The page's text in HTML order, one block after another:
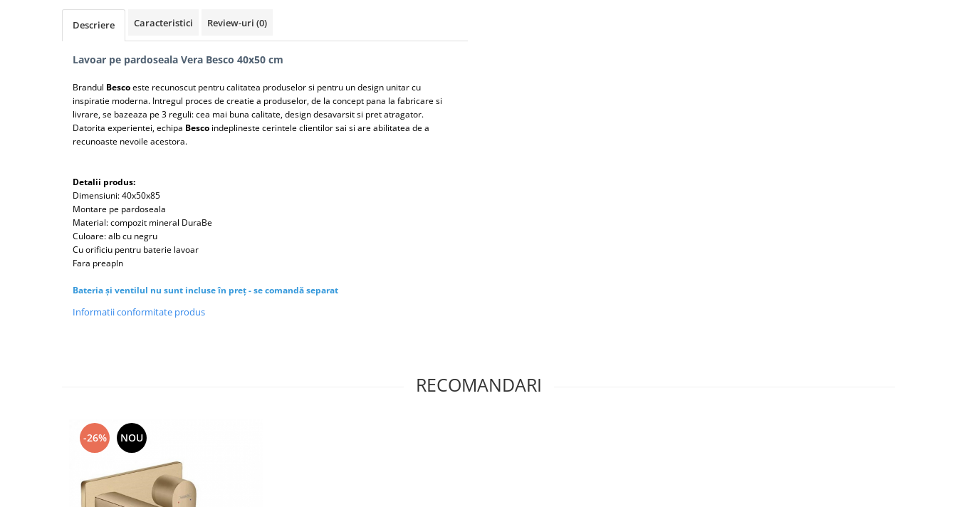
Lavoare pe blat
Lavoare pe mobilier
Lavoare incastrabile
Lavoare suspendate,semipiedestal
Bideuri suspendate
Vase WC stative
Vase WC suspendate
WC pentru persoane cu dizabilitati
Capace WC softclose
Descriere Caracteristici Review-uri (0)
Lavoar pe pardoseala Vera Besco 40x50 cm
Brandul Bescoeste recunoscut pentru calitatea produselor si pentru un design unitar cu
inspiratie moderna. Intregul proces de creatie a produselor, de la concept pana la fabricare si
livrare, se bazeaza pe 3 reguli: cea mai buna calitate, design desavarsit si pret atragator.
Datorita experientei, echipa Besco indeplineste cerintele clientilor sai si are abilitatea de a
recunoaste nevoile acestora.
Detalii produs:
Dimensiuni: 40x50x85
Montare pe pardoseala
Material: compozit mineral DuraBe
Culoare: alb cu negru
Cu orificiu pentru baterie lavoar
Fara preapln
Bateria și ventilul nu sunt incluse în preț - se comandă separat
Informatii conformitate produs
RECOMANDARI
-26% NOU